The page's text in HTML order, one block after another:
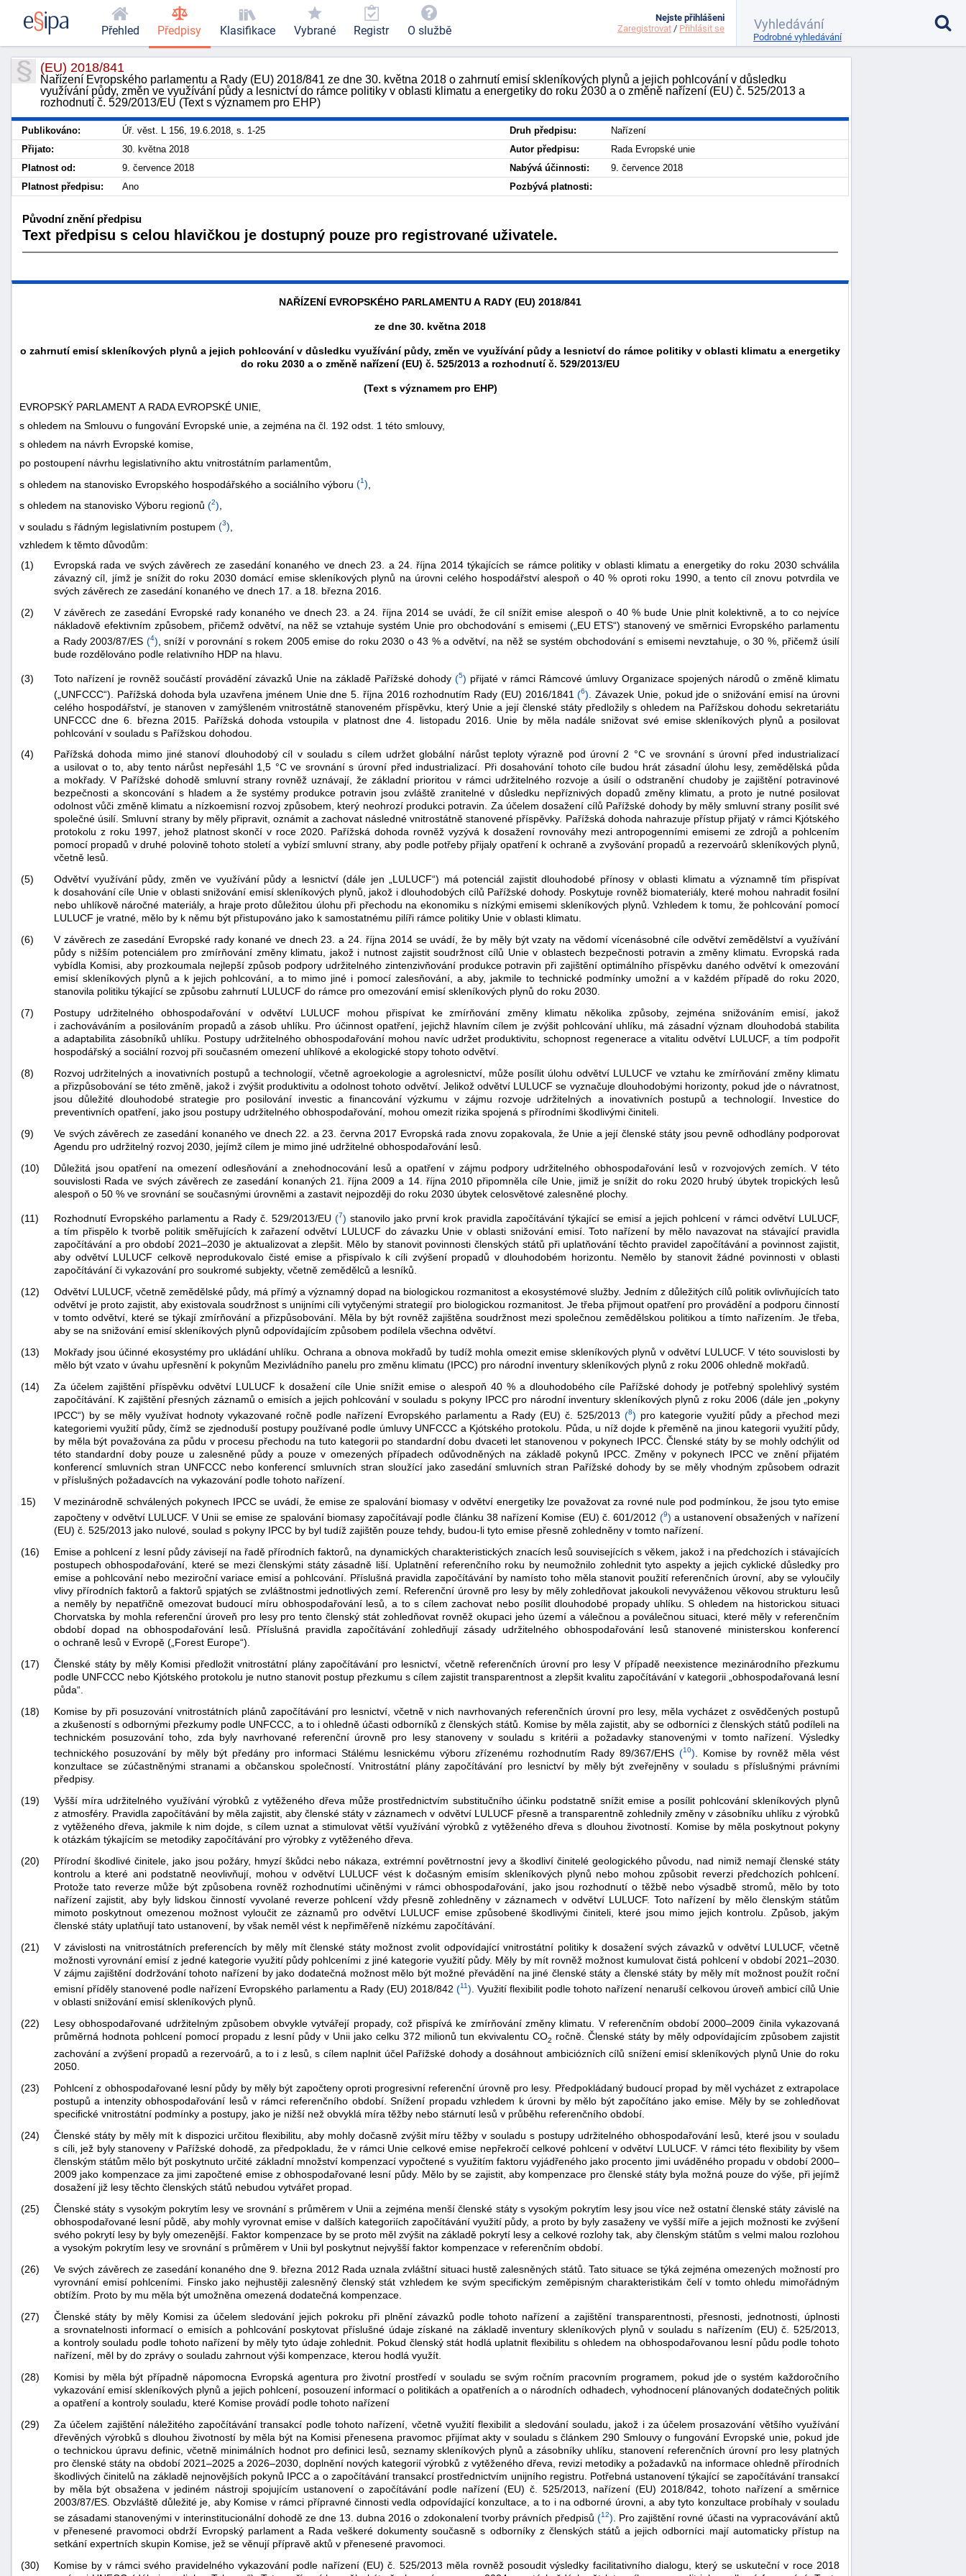
(EU) 2018/841
Nařízení Evropského parlamentu a Rady (EU) 2018/841 ze dne 30. května 2018 o zahrnutí emisí skleníkových plynů a jejich pohlcování v důsledku
využívání půdy, změn ve využívání půdy a lesnictví do rámce politiky v oblasti klimatu a energetiky do roku 2030 a o změně nařízení (EU) č. 525/2013 a
rozhodnutí č. 529/2013/EU (Text s významem pro EHP)
Publikováno: Úř. věst. L 156, 19.6.2018, s. 1-25 Druh předpisu:
Nařízení
Přijato:
30. května 2018 Autor předpisu:
Rada Evropské unie
Platnost od:
9. července 2018 Nabývá účinnosti:
9. července 2018
Platnost předpisu:
Ano Pozbývá platnosti:
Původní znění předpisu
Text předpisu s celou hlavičkou je dostupný pouze pro registrované uživatele.
NAŘÍZENÍ EVROPSKÉHO PARLAMENTU A RADY (EU) 2018/841
ze dne 30. května 2018
o zahrnutí emisí skleníkových plynů a jejich pohlcování v důsledku využívání půdy, změn ve využívání půdy a lesnictví do rámce politiky v oblasti klimatu a energetiky
do roku 2030 a o změně nařízení (EU) č. 525/2013 a rozhodnutí č. 529/2013/EU
(Text s významem pro EHP)
EVROPSKÝ PARLAMENT A RADA EVROPSKÉ UNIE,
s ohledem na Smlouvu o fungování Evropské unie, a zejména na čl. 192 odst. 1 této smlouvy,
s ohledem na návrh Evropské komise,
po postoupení návrhu legislativního aktu vnitrostátním parlamentům,
s ohledem na stanovisko Evropského hospodářského a sociálního výboru (1)
s ohledem na stanovisko Výboru regionů (2)
v souladu s řádným legislativním postupem (3)
vzhledem k těmto důvodům:
(1)
Evropská rada ve svých závěrech ze zasedání konaného ve dnech 23. a 24. října 2014 týkajících se rámce politiky v oblasti klimatu a energetiky do roku 2030 schválila
závazný cíl, jímž je snížit do roku 2030 domácí emise skleníkových plynů na úrovni celého hospodářství alespoň o 40 % oproti roku 1990, a tento cíl znovu potvrdila ve
svých závěrech ze zasedání konaného ve dnech 17. a 18. března 2016.
(2)
V závěrech ze zasedání Evropské rady konaného ve dnech 23. a 24. října 2014 se uvádí, že cíl snížit emise alespoň o 40 % bude Unie plnit kolektivně, a to co nejvíce
nákladově efektivním způsobem, přičemž odvětví, na něž se vztahuje systém Unie pro obchodování s emisemi („EU ETS“) stanovený ve směrnici Evropského parlamentu
a Rady 2003/87/ES (4) , sníží v porovnání s rokem 2005 emise do roku 2030 o 43 % a odvětví, na něž se systém obchodování s emisemi nevztahuje, o 30 %, přičemž úsilí
bude rozdělováno podle relativního HDP na hlavu.
(3) Toto nařízení je rovněž součástí provádění závazků Unie na základě Pařížské dohody (5) přijaté v rámci Rámcové úmluvy Organizace spojených národů o změně klimatu
(„UNFCCC“). Pařížská dohoda byla uzavřena jménem Unie dne 5. října 2016 rozhodnutím Rady (EU) 2016/1841(6) . Závazek Unie, pokud jde o snižování emisí na úrovni
celého hospodářství, je stanoven v zamýšleném vnitrostátně stanoveném příspěvku, který Unie a její členské státy předložily s ohledem na Pařížskou dohodu sekretariátu
UNFCCC dne 6. března 2015. Pařížská dohoda vstoupila v platnost dne 4. listopadu 2016. Unie by měla nadále snižovat své emise skleníkových plynů a posilovat
pohlcování v souladu s Pařížskou dohodou.
(4)
Pařížská dohoda mimo jiné stanoví dlouhodobý cíl v souladu s cílem udržet globální nárůst teploty výrazně pod úrovní 2 °C ve srovnání s úrovní před industrializací
a usilovat o to, aby tento nárůst nepřesáhl 1,5 °C ve srovnání s úrovní před industrializací. Při dosahování tohoto cíle budou hrát zásadní úlohu lesy, zemědělská půda
a mokřady. V Pařížské dohodě smluvní strany rovněž uznávají, že základní prioritou v rámci udržitelného rozvoje a úsilí o odstranění chudoby je zajištění potravinové
bezpečnosti a skoncování s hladem a že systémy produkce potravin jsou zvláště zranitelné v důsledku nepříznivých dopadů změny klimatu, a proto je nutné posilovat
odolnost vůči změně klimatu a nízkoemisní rozvoj způsobem, který neohrozí produkci potravin. Za účelem dosažení cílů Pařížské dohody by měly smluvní strany posílit své
společné úsilí. Smluvní strany by měly připravit, oznámit a zachovat následné vnitrostátně stanovené příspěvky. Pařížská dohoda nahrazuje přístup přijatý v rámci Kjótského
protokolu z roku 1997, jehož platnost skončí v roce 2020. Pařížská dohoda rovněž vyzývá k dosažení rovnováhy mezi antropogenními emisemi ze zdrojů a pohlcením
pomocí propadů v druhé polovině tohoto století a vybízí smluvní strany, aby podle potřeby přijaly opatření k ochraně a zvyšování propadů a rezervoárů skleníkových plynů,
včetně lesů.
(5)
Odvětví využívání půdy, změn ve využívání půdy a lesnictví (dále jen „LULUCF“) má potenciál zajistit dlouhodobé přínosy v oblasti klimatu a významně tím přispívat
k dosahování cíle Unie v oblasti snižování emisí skleníkových plynů, jakož i dlouhodobých cílů Pařížské dohody. Poskytuje rovněž biomateriály, které mohou nahradit fosilní
nebo uhlíkově náročné materiály, a hraje proto důležitou úlohu při přechodu na ekonomiku s nízkými emisemi skleníkových plynů. Vzhledem k tomu, že pohlcování pomocí
LULUCF je vratné, mělo by k němu být přistupováno jako k samostatnému pilíři rámce politiky Unie v oblasti klimatu.
(6)
V závěrech ze zasedání Evropské rady konané ve dnech 23. a 24. října 2014 se uvádí, že by měly být vzaty na vědomí vícenásobné cíle odvětví zemědělství a využívání
půdy s nižším potenciálem pro zmírňování změny klimatu, jakož i nutnost zajistit soudržnost cílů Unie v oblastech bezpečnosti potravin a změny klimatu. Evropská rada
vybídla Komisi, aby prozkoumala nejlepší způsob podpory udržitelného zintenzivňování produkce potravin při zajištění optimálního příspěvku daného odvětví k omezování
emisí skleníkových plynů a k jejich pohlcování, a to mimo jiné i pomocí zalesňování, a aby, jakmile to technické podmínky umožní a v každém případě do roku 2020,
stanovila politiku týkající se způsobu zahrnutí LULUCF do rámce pro omezování emisí skleníkových plynů do roku 2030.
(7)
Postupy udržitelného obhospodařování v odvětví LULUCF mohou přispívat ke zmírňování změny klimatu několika způsoby, zejména snižováním emisí, jakož
i zachováváním a posilováním propadů a zásob uhlíku. Pro účinnost opatření, jejichž hlavním cílem je zvýšit pohlcování uhlíku, má zásadní význam dlouhodobá stabilita
a adaptabilita zásobníků uhlíku. Postupy udržitelného obhospodařování mohou navíc udržet produktivitu, schopnost regenerace a vitalitu odvětví LULUCF, a tím podpořit
hospodářský a sociální rozvoj při současném omezení uhlíkové a ekologické stopy tohoto odvětví.
(8)
Rozvoj udržitelných a inovativních postupů a technologií, včetně agroekologie a agrolesnictví, může posílit úlohu odvětví LULUCF ve vztahu ke zmírňování změny klimatu
a přizpůsobování se této změně, jakož i zvýšit produktivitu a odolnost tohoto odvětví. Jelikož odvětví LULUCF se vyznačuje dlouhodobými horizonty, pokud jde o návratnost,
jsou důležité dlouhodobé strategie pro posilování investic a financování výzkumu v zájmu rozvoje udržitelných a inovativních postupů a technologií. Investice do
preventivních opatření, jako jsou postupy udržitelného obhospodařování, mohou omezit rizika spojená s přírodními škodlivými činiteli.
(9)
Ve svých závěrech ze zasedání konaného ve dnech 22. a 23. června 2017 Evropská rada znovu zopakovala, že Unie a její členské státy jsou pevně odhodlány podporovat
Agendu pro udržitelný rozvoj 2030, jejímž cílem je mimo jiné udržitelné obhospodařování lesů.
(10)
Důležitá jsou opatření na omezení odlesňování a znehodnocování lesů a opatření v zájmu podpory udržitelného obhospodařování lesů v rozvojových zemích. V této
souvislosti Rada ve svých závěrech ze zasedání konaných 21. října 2009 a 14. října 2010 připomněla cíle Unie, jimiž je snížit do roku 2020 hrubý úbytek tropických lesů
alespoň o 50 % ve srovnání se současnými úrovněmi a zastavit nejpozději do roku 2030 úbytek celosvětové zalesněné plochy.
(11) Rozhodnutí Evropského parlamentu a Rady č. 529/2013/EU (7) stanovilo jako první krok pravidla započítávání týkající se emisí a jejich pohlcení v rámci odvětví LULUCF,
a tím přispělo k tvorbě politik směřujících k zařazení odvětví LULUCF do závazku Unie v oblasti snižování emisí. Toto nařízení by mělo navazovat na stávající pravidla
započítávání a pro období 2021–2030 je aktualizovat a zlepšit. Mělo by stanovit povinnosti členských států při uplatňování těchto pravidel započítávání a povinnost zajistit,
aby odvětví LULUCF celkově neprodukovalo čisté emise a přispívalo k cíli zvýšení propadů v dlouhodobém horizontu. Nemělo by stanovit žádné povinnosti v oblasti
započítávání či vykazování pro soukromé subjekty, včetně zemědělců a lesníků.
(12)
Odvětví LULUCF, včetně zemědělské půdy, má přímý a významný dopad na biologickou rozmanitost a ekosystémové služby. Jedním z důležitých cílů politik ovlivňujících tato
odvětví je proto zajistit, aby existovala soudržnost s unijními cíli vytyčenými strategií pro biologickou rozmanitost. Je třeba přijmout opatření pro provádění a podporu činností
v tomto odvětví, které se týkají zmírňování a přizpůsobování. Měla by být rovněž zajištěna soudržnost mezi společnou zemědělskou politikou a tímto nařízením. Je třeba,
aby se na snižování emisí skleníkových plynů odpovídajícím způsobem podílela všechna odvětví.
(13)
Mokřady jsou účinné ekosystémy pro ukládání uhlíku. Ochrana a obnova mokřadů by tudíž mohla omezit emise skleníkových plynů v odvětví LULUCF. V této souvislosti by
mělo být vzato v úvahu upřesnění k pokynům Mezivládního panelu pro změnu klimatu (IPCC) pro národní inventury skleníkových plynů z roku 2006 ohledně mokřadů.
(14)
Za účelem zajištění příspěvku odvětví LULUCF k dosažení cíle Unie snížit emise o alespoň 40 % a dlouhodobého cíle Pařížské dohody je potřebný spolehlivý systém
započítávání. K zajištění přesných záznamů o emisích a jejich pohlcování v souladu s pokyny IPCC pro národní inventury skleníkových plynů z roku 2006 (dále jen „pokyny
IPCC“) by se měly využívat hodnoty vykazované ročně podle nařízení Evropského parlamentu a Rady (EU) č. 525/2013 (8) pro kategorie využití půdy a přechod mezi
kategoriemi využití půdy, čímž se zjednoduší postupy používané podle úmluvy UNFCCC a Kjótského protokolu. Půda, u níž dojde k přeměně na jinou kategorii využití půdy,
by měla být považována za půdu v procesu přechodu na tuto kategorii po standardní dobu dvaceti let stanovenou v pokynech IPCC. Členské státy by se mohly odchýlit od
této standardní doby pouze u zalesněné půdy a pouze v omezených případech odůvodněných na základě pokynů IPCC. Změny v pokynech IPCC ve znění přijatém
konferencí smluvních stran UNFCCC nebo konferencí smluvních stran sloužící jako zasedání smluvních stran Pařížské dohody by se měly vhodným způsobem odrazit
v příslušných požadavcích na vykazování podle tohoto nařízení.
15)
V mezinárodně schválených pokynech IPCC se uvádí, že emise ze spalování biomasy v odvětví energetiky lze považovat za rovné nule pod podmínkou, že jsou tyto emise
započteny v odvětví LULUCF. V Unii se emise ze spalování biomasy započítávají podle článku 38 nařízení Komise (EU) č. 601/2012 (9) a ustanovení obsažených v nařízení
(EU) č. 525/2013 jako nulové, soulad s pokyny IPCC by byl tudíž zajištěn pouze tehdy, budou-li tyto emise přesně zohledněny v tomto nařízení.
(16)
Emise a pohlcení z lesní půdy závisejí na řadě přírodních faktorů, na dynamických charakteristických znacích lesů souvisejících s věkem, jakož i na předchozích i stávajících
postupech obhospodařování, které se mezi členskými státy zásadně liší. Uplatnění referenčního roku by neumožnilo zohlednit tyto aspekty a jejich cyklické důsledky pro
emise a pohlcování nebo meziroční variace emisí a pohlcování. Příslušná pravidla započítávání by namísto toho měla stanovit použití referenčních úrovní, aby se vyloučily
vlivy přírodních faktorů a faktorů spjatých se zvláštnostmi jednotlivých zemí. Referenční úrovně pro lesy by měly zohledňovat jakoukoli nevyváženou věkovou strukturu lesů
a neměly by nepatřičně omezovat budoucí míru obhospodařování lesů, a to s cílem zachovat nebo posílit dlouhodobé propady uhlíku. S ohledem na historickou situaci
Chorvatska by mohla referenční úroveň pro lesy pro tento členský stát zohledňovat rovněž okupaci jeho území a válečnou a poválečnou situaci, které měly v referenčním
období dopad na obhospodařování lesů. Příslušná pravidla započítávání zohledňují zásady udržitelného obhospodařování lesů stanovené ministerskou konferencí
o ochraně lesů v Evropě („Forest Europe“).
(17)
Členské státy by měly Komisi předložit vnitrostátní plány započítávání pro lesnictví, včetně referenčních úrovní pro lesy V případě neexistence mezinárodního přezkumu
podle UNFCCC nebo Kjótského protokolu je nutno stanovit postup přezkumu s cílem zajistit transparentnost a zlepšit kvalitu započítávání v kategorii „obhospodařovaná lesní
půda“.
(18)
Komise by při posuzování vnitrostátních plánů započítávání pro lesnictví, včetně v nich navrhovaných referenčních úrovní pro lesy, měla vycházet z osvědčených postupů
a zkušeností s odbornými přezkumy podle UNFCCC, a to i ohledně účasti odborníků z členských států. Komise by měla zajistit, aby se odborníci z členských států podíleli na
technickém posuzování toho, zda byly navrhované referenční úrovně pro lesy stanoveny v souladu s kritérii a požadavky stanovenými v tomto nařízení. Výsledky
technického posuzování by měly být předány pro informaci Stálému lesnickému výboru zřízenému rozhodnutím Rady 89/367/EHS(10) . Komise by rovněž měla vést
konzultace se zúčastněnými stranami a občanskou společností. Vnitrostátní plány započítávání pro lesnictví by měly být zveřejněny v souladu s příslušnými právními
předpisy.
(19)
Vyšší míra udržitelného využívání výrobků z vytěženého dřeva může prostřednictvím substitučního účinku podstatně snížit emise a posílit pohlcování skleníkových plynů
z atmosféry. Pravidla započítávání by měla zajistit, aby členské státy v záznamech v odvětví LULUCF přesně a transparentně zohlednily změny v zásobníku uhlíku z výrobků
z vytěženého dřeva, jakmile k nim dojde, s cílem uznat a stimulovat větší využívání výrobků z vytěženého dřeva s dlouhou životností. Komise by měla poskytnout pokyny
k otázkám týkajícím se metodiky započítávání pro výrobky z vytěženého dřeva.
(20)
Přírodní škodlivé činitele, jako jsou požáry, hmyzí škůdci nebo nákaza, extrémní povětrnostní jevy a škodliví činitelé geologického původu, nad nimiž nemají členské státy
kontrolu a které ani podstatně neovlivňují, mohou v odvětví LULUCF vést k dočasným emisím skleníkových plynů nebo mohou způsobit reverzi předchozích pohlcení.
Protože tato reverze může být způsobena rovněž rozhodnutími učiněnými v rámci obhospodařování, jako jsou rozhodnutí o těžbě nebo výsadbě stromů, mělo by toto
nařízení zajistit, aby byly lidskou činností vyvolané reverze pohlcení vždy přesně zohledněny v záznamech v odvětví LULUCF. Toto nařízení by mělo členským státům
mimoto poskytnout omezenou možnost vyloučit ze záznamů pro odvětví LULUCF emise způsobené škodlivými činiteli, které jsou mimo jejich kontrolu. Způsob, jakým
členské státy uplatňují tato ustanovení, by však neměl vést k nepřiměřeně nízkému započítávání.
(21)
V závislosti na vnitrostátních preferencích by měly mít členské státy možnost zvolit odpovídající vnitrostátní politiky k dosažení svých závazků v odvětví LULUCF, včetně
možnosti vyrovnání emisí z jedné kategorie využití půdy pohlceními z jiné kategorie využití půdy. Měly by mít rovněž možnost kumulovat čistá pohlcení v období 2021–2030.
V zájmu zajištění dodržování tohoto nařízení by jako dodatečná možnost mělo být možné převádění na jiné členské státy a členské státy by měly mít možnost použít roční
emisní příděly stanovené podle nařízení Evropského parlamentu a Rady (EU) 2018/842 (11) . Využití flexibilit podle tohoto nařízení nenaruší celkovou úroveň ambicí cílů Unie
v oblasti snižování emisí skleníkových plynů.
(22)
Lesy obhospodařované udržitelným způsobem obvykle vytvářejí propady, což přispívá ke zmírňování změny klimatu. V referenčním období 2000–2009 činila vykazovaná
průměrná hodnota pohlcení pomocí propadu z lesní půdy v Unii jako celku 372 milionů tun ekvivalentu CO2
ročně. Členské státy by měly odpovídajícím způsobem zajistit
zachování a zvýšení propadů a rezervoárů, a to i z lesů, s cílem naplnit účel Pařížské dohody a dosáhnout ambiciózních cílů snížení emisí skleníkových plynů Unie do roku
2050.
(23)
Pohlcení z obhospodařované lesní půdy by měly být započteny oproti progresivní referenční úrovně pro lesy. Předpokládaný budoucí propad by měl vycházet z extrapolace
postupů a intenzity obhospodařování lesů v rámci referenčního období. Snížení propadu vzhledem k úrovni by mělo být započítáno jako emise. Měly by se zohledňovat
specifické vnitrostátní podmínky a postupy, jako je nižší než obvyklá míra těžby nebo stárnutí lesů v průběhu referenčního období.
(24)
Členské státy by měly mít k dispozici určitou flexibilitu, aby mohly dočasně zvýšit míru těžby v souladu s postupy udržitelného obhospodařování lesů, které jsou v souladu
s cíli, jež byly stanoveny v Pařížské dohodě, za předpokladu, že v rámci Unie celkové emise nepřekročí celkové pohlcení v odvětví LULUCF. V rámci této flexibility by všem
členským státům mělo být poskytnuto určité základní množství kompenzací vypočtené s využitím faktoru vyjádřeného jako procento jimi uváděného propadu v období 2000–
2009 jako kompenzace za jimi započtené emise z obhospodařované lesní půdy. Mělo by se zajistit, aby kompenzace pro členské státy byla možná pouze do výše, při jejímž
dosažení již lesy těchto členských států nebudou vytvářet propad.
(25)
Členské státy s vysokým pokrytím lesy ve srovnání s průměrem v Unii a zejména menší členské státy s vysokým pokrytím lesy jsou více než ostatní členské státy závislé na
obhospodařované lesní půdě, aby mohly vyrovnat emise v dalších kategoriích započítávání využití půdy, a proto by byly zasaženy ve vyšší míře a jejich možnosti ke zvýšení
svého pokrytí lesy by byly omezenější. Faktor kompenzace by se proto měl zvýšit na základě pokrytí lesy a celkové rozlohy tak, aby členským státům s velmi malou rozlohou
a vysokým pokrytím lesy ve srovnání s průměrem v Unii byl poskytnut nejvyšší faktor kompenzace v referenčním období.
(26)
Ve svých závěrech ze zasedání konaného dne 9. března 2012 Rada uznala zvláštní situaci hustě zalesněných států. Tato situace se týká zejména omezených možností pro
vyrovnání emisí pohlceními. Finsko jako nejhustěji zalesněný členský stát vzhledem ke svým specifickým zeměpisným charakteristikám čelí v tomto ohledu mimořádným
obtížím. Proto by mu měla být umožněna omezená dodatečná kompenzace.
(27)
Členské státy by měly Komisi za účelem sledování jejich pokroku při plnění závazků podle tohoto nařízení a zajištění transparentnosti, přesnosti, jednotnosti, úplnosti
a srovnatelnosti informací o emisích a pohlcování poskytovat příslušné údaje získané na základě inventury skleníkových plynů v souladu s nařízením (EU) č. 525/2013,
a kontroly souladu podle tohoto nařízení by měly tyto údaje zohlednit. Pokud členský stát hodlá uplatnit flexibilitu s ohledem na obhospodařovanou lesní půdu podle tohoto
nařízení, měl by do zprávy o souladu zahrnout výši kompenzace, kterou hodlá využít.
(28)
Komisi by měla být případně nápomocna Evropská agentura pro životní prostředí v souladu se svým ročním pracovním programem, pokud jde o systém každoročního
vykazování emisí skleníkových plynů a jejich pohlcení, posouzení informací o politikách a opatřeních a o národních odhadech, vyhodnocení plánovaných dodatečných politik
a opatření a kontroly souladu, které Komise provádí podle tohoto nařízení
(29)
Za účelem zajištění náležitého započítávání transakcí podle tohoto nařízení, včetně využití flexibilit a sledování souladu, jakož i za účelem prosazování většího využívání
dřevěných výrobků s dlouhou životností by měla být na Komisi přenesena pravomoc přijímat akty v souladu s článkem 290 Smlouvy o fungování Evropské unie, pokud jde
o technickou úpravu definic, včetně minimálních hodnot pro definici lesů, seznamy skleníkových plynů a zásobníky uhlíku, stanovení referenčních úrovní pro lesy platných
pro členské státy na období 2021–2025 a 2026–2030, doplnění nových kategorií výrobků z vytěženého dřeva, revizi metodiky a požadavků na informace ohledně přírodních
škodlivých činitelů na základě nejnovějších pokynů IPCC a o započítávání transakcí prostřednictvím unijního registru. Potřebná ustanovení týkající se započítávání transakcí
by měla být obsažena v jediném nástroji spojujícím ustanovení o započítávání podle nařízení (EU) č. 525/2013, nařízení (EU) 2018/842, tohoto nařízení a směrnice
2003/87/ES. Obzvláště důležité je, aby Komise v rámci přípravné činnosti vedla odpovídající konzultace, a to i na odborné úrovni, a aby tyto konzultace probíhaly v souladu
se zásadami stanovenými v interinstitucionální dohodě ze dne 13. dubna 2016 o zdokonalení tvorby právních předpisů(12) . Pro zajištění rovné účasti na vypracovávání aktů
v přenesené pravomoci obdrží Evropský parlament a Rada veškeré dokumenty současně s odborníky z členských států a jejich odborníci mají automaticky přístup na
setkání expertních skupin Komise, jež se věnují přípravě aktů v přenesené pravomoci.
(30)
Komise by v rámci svého pravidelného vykazování podle nařízení (EU) č. 525/2013 měla rovněž posoudit výsledky facilitativního dialogu, který se uskuteční v roce 2018
Přehled Předpisy Klasifikace Vybrané Registr O službě
Nejste přihlášeni
Zaregistrovat / Přihlásit se
Podrobné vyhledávání